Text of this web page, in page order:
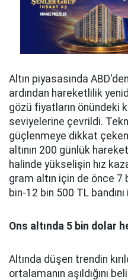
Altın piyasasında
ardından hareketlilik
gözü fiyatların önündeki
seviyelerine çevrildi.
güçlenmeye dikkat
altının 200 günlük
halinde yükselişin hız
gram altın için de önce 7
bin-12 bin 500 TL
Ons altında 5 bin dolar
Altında düşen trendin
ortalamanın aşıldığını